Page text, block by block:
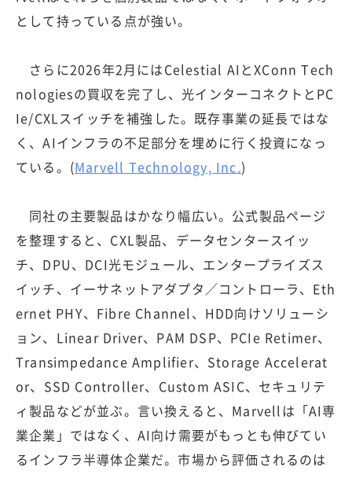
として持っている点が強い。
さらに2026年2月にはCelestial AIとXConn Tech
nologiesの買収を完了し、光インターコネクトとPC
Ie/CXLスイッチを補強した。既存事業の延長ではな
く、AIインフラの不足部分を埋めに行く投資になっ
ている。(Marvell Technology, Inc.)
同社の主要製品はかなり幅広い。公式製品ページ
を整理すると、CXL製品、データセンタースイッ
チ、DPU、DCI光モジュール、エンタープライズス
イッチ、イーサネットアダプタ／コントローラ、Eth
ernet PHY、Fibre Channel、HDD向けソリューシ
ョン、Linear Driver、PAM DSP、PCIe Retimer、
Transimpedance Amplifier、Storage Accelerat
or、SSD Controller、Custom ASIC、セキュリテ
ィ製品などが並ぶ。言い換えると、Marvellは「AI専
業企業」ではなく、AI向け需要がもっとも伸びてい
るインフラ半導体企業だ。市場から評価されるのは